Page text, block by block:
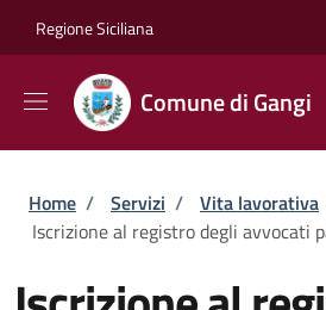
Regione Siciliana
Comune di Gangi
Briciole di pane
Home / Servizi / Vita lavorativa
Iscrizione al registro degli avvocati